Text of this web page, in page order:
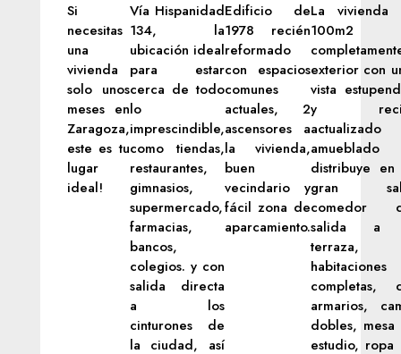
Si
necesitas
una
vivienda
solo unos
meses en
Zaragoza,
este es tu
lugar
ideal!
Vía Hispanidad
134, la
ubicación ideal
para estar
cerca de todo
lo
imprescindible,
como tiendas,
restaurantes,
gimnasios,
supermercado,
farmacias,
bancos,
colegios. y con
salida directa
a los
cinturones de
la ciudad, así
Edificio de
1978 recién
reformado
con espacios
comunes
actuales, 2
ascensores a
la vivienda,
buen
vecindario y
fácil zona de
aparcamiento.
La vivienda
100m2
exterior con
vista
y
amueblado
distribuye en
gran
comedor
salida a
terraza,
habitaciones
completas,
armarios,
dobles,
estudio, ropa